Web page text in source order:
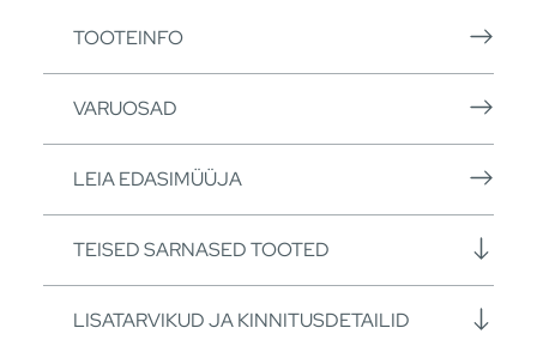
TOOTEINFO
VARUOSAD
LEIA EDASIMÜÜJA
TEISED SARNASED TOOTED
LISATARVIKUD JA KINNITUSDETAILID